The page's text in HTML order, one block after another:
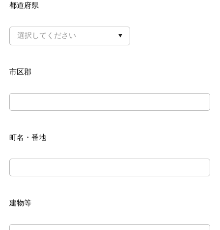
都道府県
市区郡
町名・番地
建物等